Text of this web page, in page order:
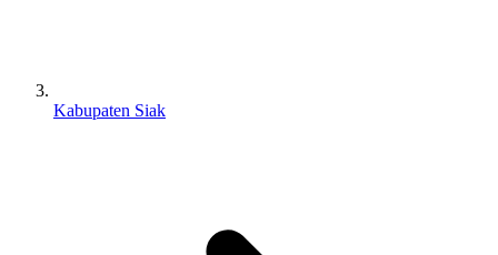
Kabupaten Siak